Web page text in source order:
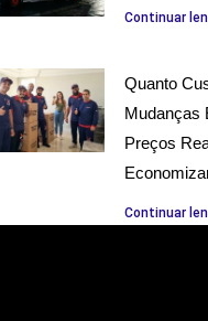
Continuar
Quanto
Mudanças
Preços
Continuar